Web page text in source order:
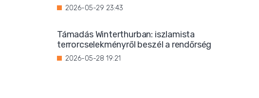
2026-05-29 23:43
Támadás Winterthurban: iszlamista
terrorcselekményről beszél a rendőrség
2026-05-28 19:21